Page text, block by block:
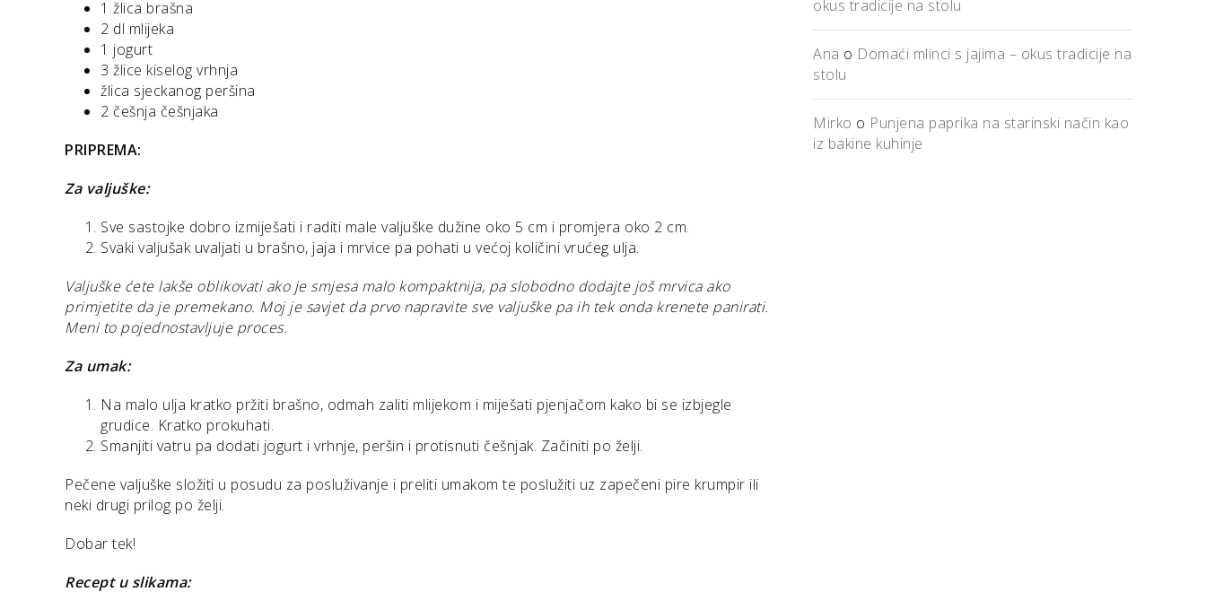
1 žlica brašna
2 dl mlijeka
1 jogurt
3 žlice kiselog vrhnja
žlica sjeckanog peršina
2 češnja češnjaka
PRIPREMA:
Za valjuške:
Sve sastojke dobro izmiješati i raditi male valjuške dužine oko 5 cm i promjera oko 2 cm.
Svaki valjušak uvaljati u brašno, jaja i mrvice pa pohati u većoj količini vrućeg ulja.
Valjuške ćete lakše oblikovati ako je smjesa malo kompaktnija, pa slobodno dodajte još mrvica ako
primjetite da je premekano. Moj je savjet da prvo napravite sve valjuške pa ih tek onda krenete panirati.
Meni to pojednostavljuje proces.
Za umak:
Na malo ulja kratko pržiti brašno, odmah zaliti mlijekom i miješati pjenjačom kako bi se izbjegle
grudice. Kratko prokuhati.
Smanjiti vatru pa dodati jogurt i vrhnje, peršin i protisnuti češnjak. Začiniti po želji.
Pečene valjuške složiti u posudu za posluživanje i preliti umakom te poslužiti uz zapečeni pire krumpir ili
neki drugi prilog po želji.
Dobar tek!
Recept u slikama:
okus tradicije na stolu
Ana o Domaći mlinci s jajima – okus tradicije na
stolu
Mirko o Punjena paprika na starinski način kao
iz bakine kuhinje